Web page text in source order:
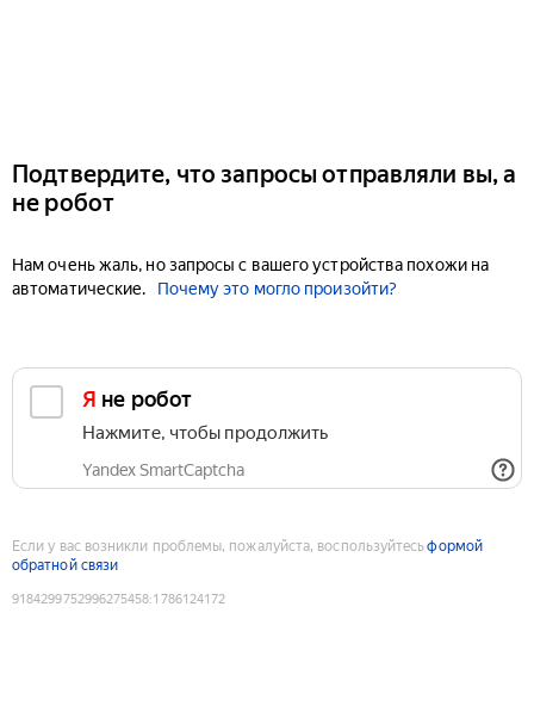
Подтвердите, что запросы отправляли вы, а
не робот
Нам очень жаль, но запросы с вашего устройства похожи на
автоматические.
Почему это могло произойти?
Я не робот
Нажмите, чтобы продолжить
Yandex SmartCaptcha
Если у вас возникли проблемы, пожалуйста, воспользуйтесьформой
обратной связи
9184299752996275458:1786124172